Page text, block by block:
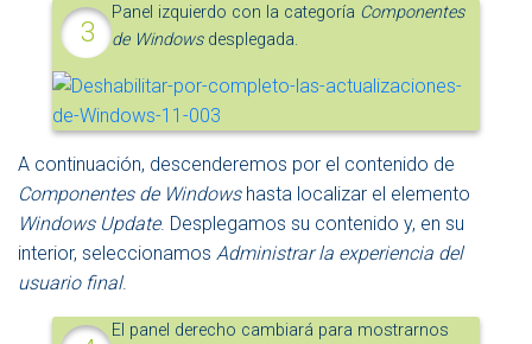
Panel izquierdo con la categoría Componentes
de Windowsdesplegada.
A continuación, descenderemos por el contenido de
Componentes de Windowshasta localizar el elemento
Windows Update. Desplegamos su contenido y, en su
interior, seleccionamos Administrar la experiencia del
usuario final.
El panel derecho cambiará para mostrarnos